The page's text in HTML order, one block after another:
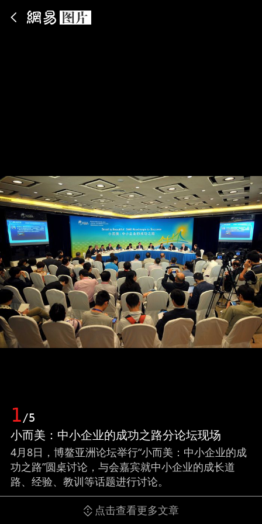
1/5
小而美：中小企业的成功之路分论坛现场
4月8日，博鳌亚洲论坛举行“小而美：中小企业的成
功之路”圆桌讨论，与会嘉宾就中小企业的成长道
路、经验、教训等话题进行讨论。
点击查看更多文章